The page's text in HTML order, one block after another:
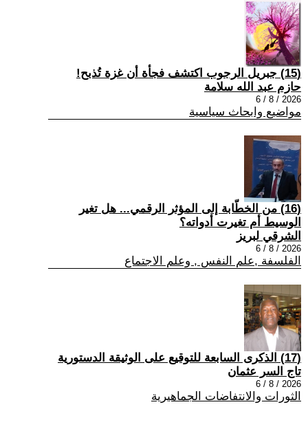
(15) جبريل الرجوب اكتشف فجأة أن غزة تُذبح!
حازم عبد الله سلامة
2026 / 8 / 6
مواضيع وابحاث سياسية
(16) من الخطّابة إلى المؤثر الرقمي... هل تغير
الوسيط أم تغيرت أدواته؟
الشرقي لبريز
2026 / 8 / 6
الفلسفة ,علم النفس , وعلم الاجتماع
(17) الذكرى السابعة للتوقيع على الوثيقة الدستورية
تاج السر عثمان
2026 / 8 / 6
الثورات والانتفاضات الجماهيرية